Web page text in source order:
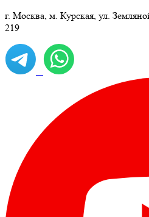
г. Москва, м. Курская, ул.
219